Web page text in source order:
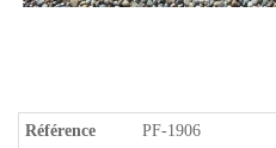
Référence PF-1906